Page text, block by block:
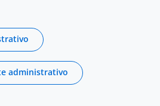
administrativo